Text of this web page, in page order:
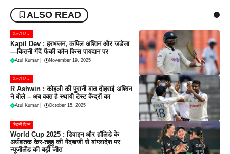
ALSO READ
फैंटसी टिप्स
Kapil Dev : हरभजन, कपिल अश्विन और जडेजा
—कितनी गेंदें फेंकी कौन किस पायदान पर
Atul Kumar November 19, 2025
फैंटसी टिप्स
R Ashwin : कोहली की पुरानी बात दोहराई अश्विन
ने बोले – अब वक्त है स्थायी टेस्ट केंद्रों का
Atul Kumar October 15, 2025
फैंटसी टिप्स
World Cup 2025 : डिवाइन और हॉलिडे के
अर्धशतक केर-तहुहु की गेंदबाजी से बांग्लादेश पर
न्यूजीलैंड की बड़ी जीत